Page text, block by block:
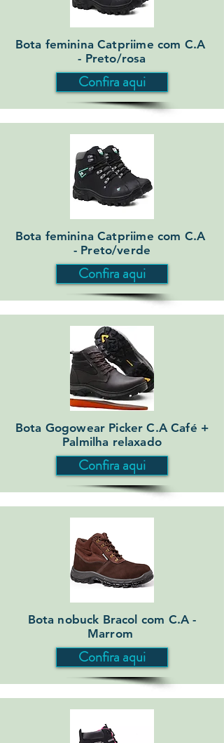
Bota feminina Catpriime com C.A
- Preto/rosa
Confira aqui
Bota feminina Catpriime com C.A
- Preto/verde
Confira aqui
Bota Gogowear Picker C.A Café +
Palmilha relaxado
Confira aqui
Bota nobuck Bracol com C.A -
Marrom
Confira aqui